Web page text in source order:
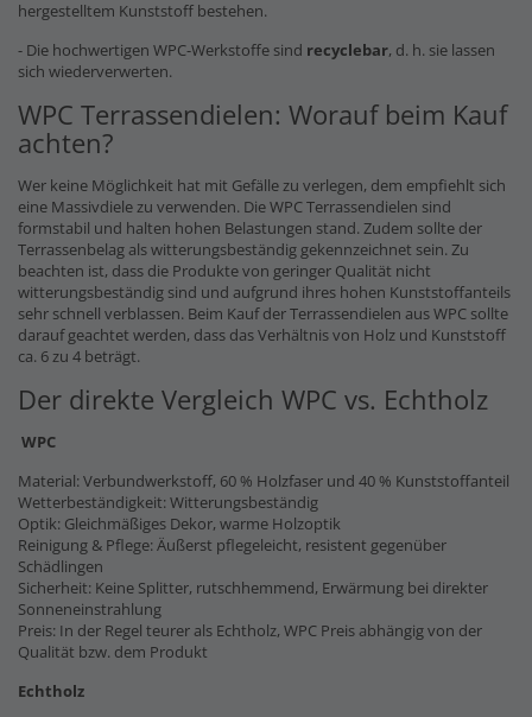
hergestelltem Kunststoff bestehen.
- Die hochwertigen WPC-Werkstoffe sind recyclebar, d. h. sie lassen
sich wiederverwerten.
WPC Terrassendielen: Worauf beim Kauf
achten?
Wer keine Möglichkeit hat mit Gefälle zu verlegen, dem empfiehlt sich
eine Massivdiele zu verwenden. Die WPC Terrassendielen sind
formstabil und halten hohen Belastungen stand. Zudem sollte der
Terrassenbelag als witterungsbeständig gekennzeichnet sein. Zu
beachten ist, dass die Produkte von geringer Qualität nicht
witterungsbeständig sind und aufgrund ihres hohen Kunststoffanteils
sehr schnell verblassen. Beim Kauf der Terrassendielen aus WPC sollte
darauf geachtet werden, dass das Verhältnis von Holz und Kunststoff
ca. 6 zu 4 beträgt.
Der direkte Vergleich WPC vs. Echtholz
WPC
Material: Verbundwerkstoff, 60 % Holzfaser und 40 % Kunststoffanteil
Wetterbeständigkeit: Witterungsbeständig
Optik: Gleichmäßiges Dekor, warme Holzoptik
Reinigung & Pflege: Äußerst pflegeleicht, resistent gegenüber
Schädlingen
Sicherheit: Keine Splitter, rutschhemmend, Erwärmung bei direkter
Sonneneinstrahlung
Preis: In der Regel teurer als Echtholz, WPC Preis abhängig von der
Qualität bzw. dem Produkt
Echtholz